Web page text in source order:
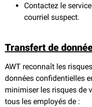
Contactez le
courriel suspect.
Transfert de
AWT reconnaît les
données confidentielles
minimiser les risques de
tous les employés de :